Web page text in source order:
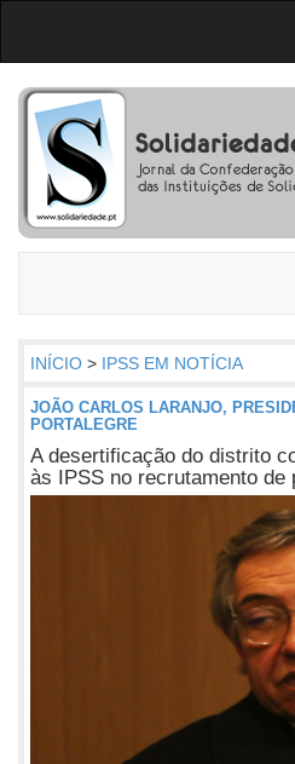
INÍCIO > IPSS EM NOTÍCIA
JOÃO CARLOS LARANJO,
PORTALEGRE
A desertificação do distrito
às IPSS no recrutamento de